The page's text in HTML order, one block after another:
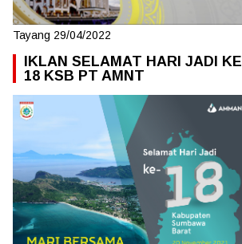
Tayang 29/04/2022
IKLAN SELAMAT HARI JADI KE
18 KSB PT AMNT